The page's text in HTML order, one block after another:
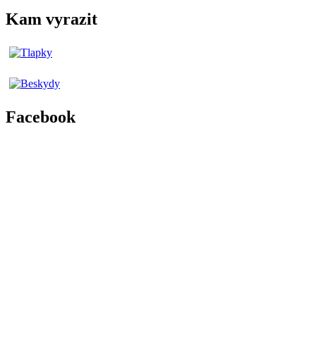
Kam vyrazit
Facebook